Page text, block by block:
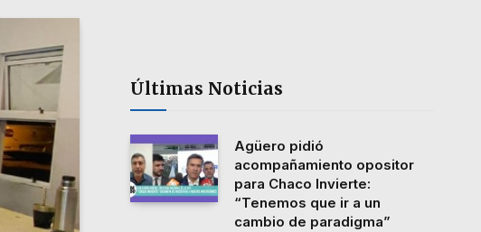
Últimas Noticias
Agüero pidió
acompañamiento opositor
para Chaco Invierte:
“Tenemos que ir a un
cambio de paradigma”